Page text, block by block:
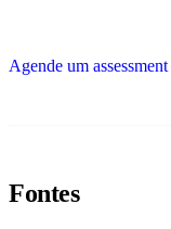
Agende um assessment
Fontes